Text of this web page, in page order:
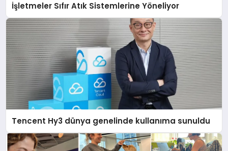
İşletmeler Sıfır Atık Sistemlerine Yöneliyor
Tencent Hy3 dünya genelinde kullanıma sunuldu